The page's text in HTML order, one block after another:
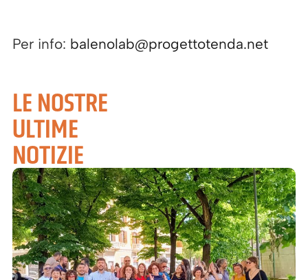
Per info: balenolab@progettotenda.net
LE NOSTRE
ULTIME
NOTIZIE